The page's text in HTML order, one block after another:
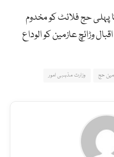
27 جولائی کا پہلی حج فلائٹ کو مخدوم
وڑائچ عازمین کو الوداع
حج وزارت مذہبی امور